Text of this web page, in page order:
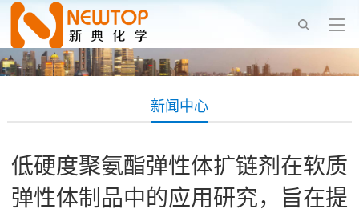
新闻中心
低硬度聚氨酯弹性体扩链剂在软质
弹性体制品中的应用研究，旨在提